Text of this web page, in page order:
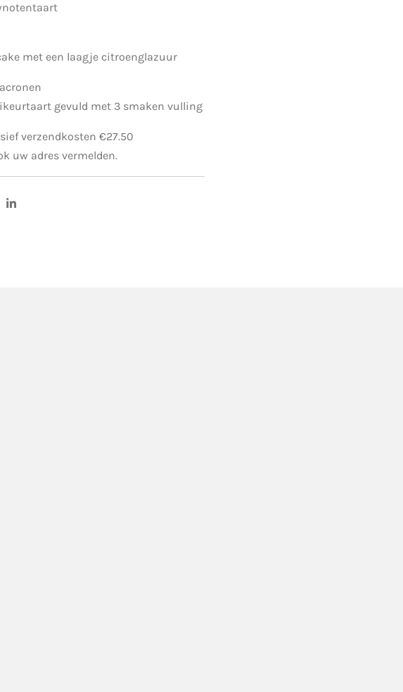
met een laagje citroenglazuur
gevuld met 3 smaken vulling
verzendkosten €27.50
uw adres vermelden.
S